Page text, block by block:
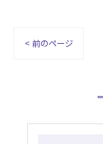
< 前のページ